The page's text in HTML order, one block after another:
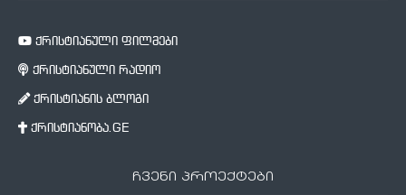
ქრისტიანული ფილმები
ქრისტიანული რადიო
ქრისტიანის ბლოგი
ქრისტიანობა.GE
ჩვენი პროექტები